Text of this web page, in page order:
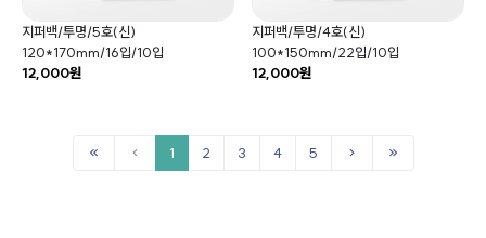
지퍼백/투명/5호(신)
120*170mm/16입/10입
12,000원
지퍼백/투명/4호(신)
100*150mm/22입/10입
12,000원
1 2 3 4 5